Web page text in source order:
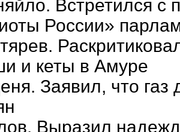
Встретился с
России»
и кеты в Амуре
Заявил, что
Выразил